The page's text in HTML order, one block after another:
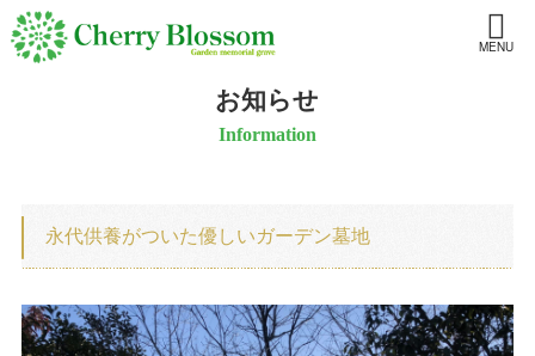
MENU
お知らせ
Information
永代供養がついた優しいガーデン墓地